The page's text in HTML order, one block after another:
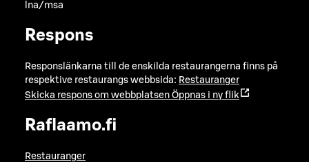
lna/msa
Respons
Responslänkarna till de enskilda restaurangerna finns på
respektive restaurangs webbsida: Restauranger
Skicka respons om webbplatsen Öppnas i ny flik
Raflaamo.fi
Restauranger